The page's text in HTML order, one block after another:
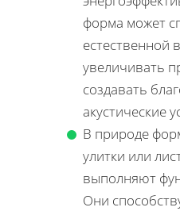
форма может
естественной
увеличивать
создавать
акустические
В природе
улитки или
выполняют
Они